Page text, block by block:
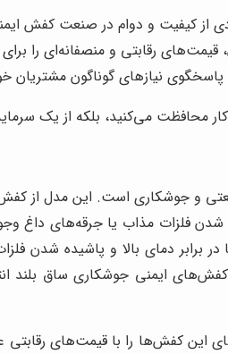
از کیفیت و دوام در صنعت کفش
رقابتی و منصفانه‌ای را
نیازهای گوناگون مشتریان
محافظت می‌کنید، بلکه از یک
جوشکاری است. این مدل از کفش‌ها
مذاب یا جرقه‌های داغ وجود
برابر دمای بالا و پاشیده
ایمنی جوشکاری ساق
این کفش‌ها را با قیمت‌های